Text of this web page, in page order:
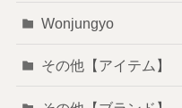
Wonjungyo
その他【アイテム】